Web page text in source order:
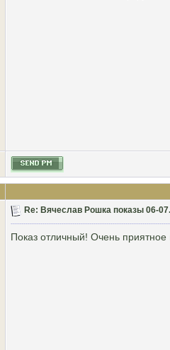
Re: Вячеслав Рошка показы 06-
Показ отличный! Очень